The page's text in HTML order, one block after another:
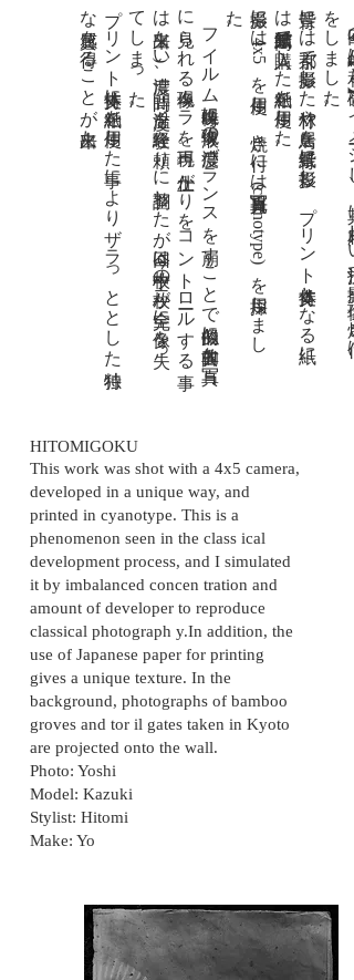
今回の
作品は
【和と
破】を
イ
メ
ージ
し
、
其に
相応し
い
技法で
撮影、
現像、
焼き
付け
を
し
ま
し
た
。
背景に
は
京都で
撮影し
た
竹林や
鳥居を
背景紙に
投影し
、
プ
リ
ン
ト
支持体と
な
る
紙に
は
高知県紙館で
購入し
た
粕紙を
使用し
た
。
撮影に
は
4
x
5
を
使用し
、
焼き
付に
は
日光写真(
c
y
a
n
o
t
y
p
e
)
を
採用し
ま
し
た
。
フ
イ
ル
ム
現像時に
現像液の
濃度バ
ラ
ン
ス
を
崩す
こ
と
で
擬似的に
古典的な
写真
に
見ら
れ
る
現像ム
ラ
を
再現。
(
仕上が
り
を
コ
ン
ト
ロ
ール
す
る
事
は
出来な
い
)
濃度、
時間、
温度を
経験を
頼り
に
調整し
た
が
今回は
十枚中の
二枚が
完全に
像を
失っ
て
し
ま
っ
た
。
​プ
リ
ン
ト
支持体に
粕紙を
使用し
た
事に
よ
り
ザ
ラ
っ
と
と
し
た
独特
な
質感を
得る
こ
と
が
出来た
。
HITOMIGOKU
This work was shot with a 4x5 camera,
developed in a unique way, and
printed in cyanotype. This is a
phenomenon seen in the class ical
development process, and I simulated
it by imbalanced concen tration and
amount of developer to reproduce
classical photograph y.In addition, the
use of Japanese paper for printing
gives a unique texture. In the
background, photographs of bamboo
groves and tor il gates taken in Kyoto
are projected onto the wall.
Photo: Yoshi
Model: Kazuki
Stylist: Hitomi
Make: Yo